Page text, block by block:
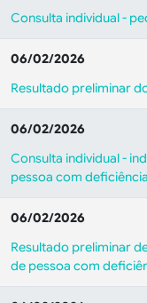
Consulta individual -
06/02/2026
Resultado preliminar
06/02/2026
Consulta individual -
pessoa com deficiência
06/02/2026
Resultado preliminar
de pessoa com